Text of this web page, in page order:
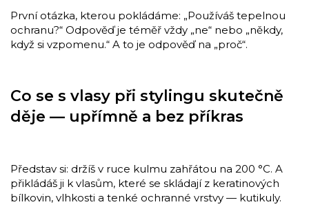
První otázka, kterou pokládáme: „Používáš tepelnou
ochranu?“ Odpověď je téměř vždy „ne“ nebo „někdy,
když si vzpomenu.“ A to je odpověď na „proč“.
Co se s vlasy při stylingu skutečně
děje — upřímně a bez příkras
Představ si: držíš v ruce kulmu zahřátou na 200 °C. A
přikládáš ji k vlasům, které se skládají z keratinových
bílkovin, vlhkosti a tenké ochranné vrstvy — kutikuly.